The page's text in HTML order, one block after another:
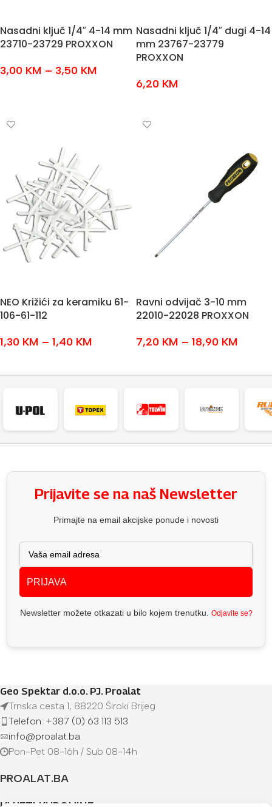
Nasadni ključ 1/4″ 4-14 mm
23710-23729 PROXXON
3,00 KM – 3,50 KM
Nasadni ključ 1/4″ dugi 4-14
mm 23767-23779
PROXXON
6,20 KM
NEO Križići za keramiku 61-
106-61-112
1,30 KM – 1,40 KM
Ravni odvijač 3-10 mm
22010-22028 PROXXON
7,20 KM – 18,90 KM
Prijavite se na naš Newsletter
Primajte na email akcijske ponude i novosti
PRIJAVA
Newsletter možete otkazati u bilo kojem trenutku. Odjavite se?
Geo Spektar d.o.o. PJ. Proalat
Trnska cesta 1, 88220 Široki Brijeg
Telefon: +387 (0) 63 113 513
info@proalat.ba
Pon-Pet 08-16h / Sub 08-14h
PROALAT.BA